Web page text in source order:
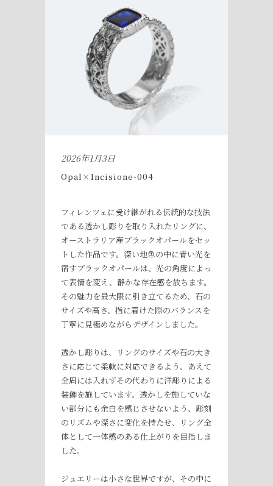
2026年1月3日
Opal×Incisione-004
フィレンツェに受け継がれる伝統的な技法
である透かし彫りを取り入れたリングに、
オーストラリア産ブラックオパールをセッ
トした作品です。深い地色の中に青い光を
宿すブラックオパールは、光の角度によっ
て表情を変え、静かな存在感を放ちます。
その魅力を最大限に引き立てるため、石の
サイズや高さ、指に着けた際のバランスを
丁寧に見極めながらデザインしました。
透かし彫りは、リングのサイズや石の大き
さに応じて柔軟に対応できるよう、あえて
全周には入れずその代わりに洋彫りによる
装飾を施しています。透かしを施していな
い部分にも余白を感じさせないよう、彫刻
のリズムや深さに変化を持たせ、リング全
体として一体感のある仕上がりを目指しま
した。
ジュエリーは小さな世界ですが、その中に